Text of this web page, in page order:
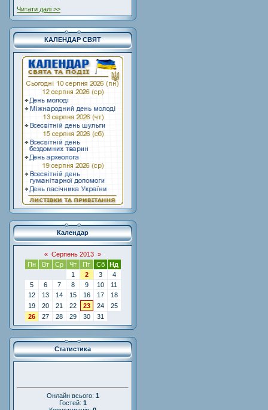
Читати далі >>
КАЛЕНДАР СВЯТ
Календар
« Серпень 2013 »
Пн
Вт Ср Чт Пт Сб
Нд
1
2 3
4
5
6 7 8 9 10
11
12
13 14 15 16 17
18
19
20 21 22 23 24
25
26
27 28 29 30 31
Статистика
Онлайн всього: 1
Гостей: 1